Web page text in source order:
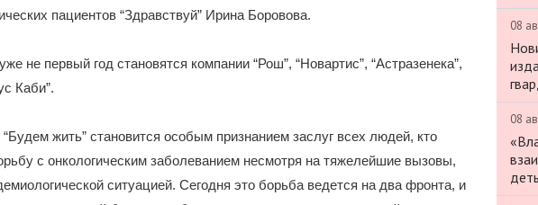
пациентов “Здравствуй” Ирина Боровова.
не первый год становятся компании “Рош”, “Новартис”, “Астразенека”,
Каби”.
жить” становится особым признанием заслуг всех людей, кто
с онкологическим заболеванием несмотря на тяжелейшие вызовы,
ситуацией. Сегодня это борьба ведется на два фронта, и
08
08